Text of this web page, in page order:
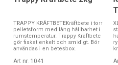
TRAPPY KRÄFTBETEKräftbete i torr
pelletsform med lång hållbarhet i
rumstemperatur. Trappy Kräftbete
gör fisket enkelt och smidigt. Bör
användas i en betesbox.
Art nr. 1041